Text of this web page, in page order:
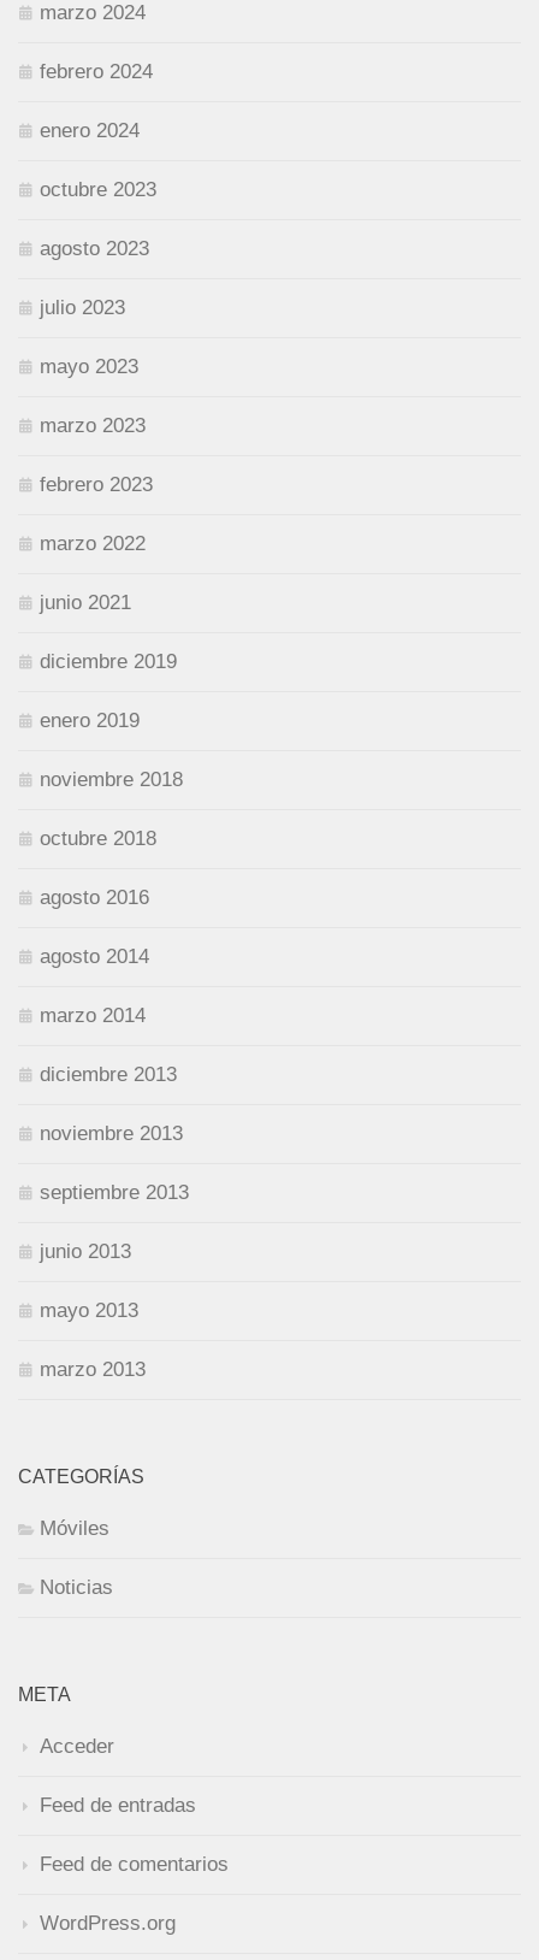
marzo 2024
febrero 2024
enero 2024
octubre 2023
agosto 2023
julio 2023
mayo 2023
marzo 2023
febrero 2023
marzo 2022
junio 2021
diciembre 2019
enero 2019
noviembre 2018
octubre 2018
agosto 2016
agosto 2014
marzo 2014
diciembre 2013
noviembre 2013
septiembre 2013
junio 2013
mayo 2013
marzo 2013
CATEGORÍAS
Móviles
Noticias
META
Acceder
Feed de entradas
Feed de comentarios
WordPress.org